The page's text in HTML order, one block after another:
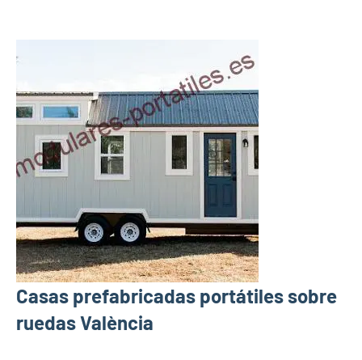
Casas prefabricadas portátiles sobre
ruedas València